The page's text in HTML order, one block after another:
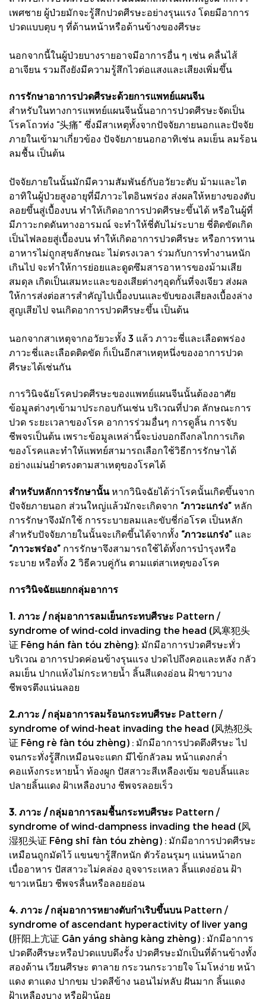
เพศชาย ผู้ป่วยมักจะรู้สึกปวดศีรษะอย่างรุนแรง โดยมีอาการ
ปวดแบบตุบ ๆ ที่ด้านหน้าหรือด้านข้างของศีรษะ
นอกจากนี้ในผู้ป่วยบางรายอาจมีอาการอื่น ๆ เช่น คลื่นไส้
อาเจียน รวมถึงยังมีความรู้สึกไวต่อแสงและเสียงเพิ่มขึ้น
การรักษาอาการปวดศีรษะด้วยการแพทย์แผนจีน
สำหรับในทางการแพทย์แผนจีนนั้นอาการปวดศีรษะจัดเป็น
โรคโถวท่ง “头痛” ซึ่งมีสาเหตุทั้งจากปัจจัยภายนอกและปัจจัย
ภายในเข้ามาเกี่ยวข้อง ปัจจัยภายนอกอาทิเช่น ลมเย็น ลมร้อน
ลมชื้น เป็นต้น
ปัจจัยภายในนั้นมักมีความสัมพันธ์กับอวัยวะตับ ม้ามและไต
อาทิในผู้ป่วยสูงอายุที่มีภาวะไตอินพร่อง ส่งผลให้หยางของตับ
ลอยขึ้นสู่เบื้องบน ทำให้เกิดอาการปวดศีรษะขึ้นได้ หรือในผู้ที่
มีภาวะกดดันทางอารมณ์ จะทำให้ชี่ตับไม่ระบาย ชี่ติดขัดเกิด
เป็นไฟลอยสู่เบื้องบน ทำให้เกิดอาการปวดศีรษะ หรือการทาน
อาหารไม่ถูกสุขลักษณะ ไม่ตรงเวลา ร่วมกับการทำงานหนัก
เกินไป จะทำให้การย่อยและดูดซึมสารอาหารของม้ามเสีย
สมดุล เกิดเป็นเสมหะและของเสียต่างๆอุดกั้นที่จงเจียว ส่งผล
ให้การส่งต่อสารสำคัญไปเบื้องบนและขับของเสียลงเบื้องล่าง
สูญเสียไป จนเกิดอาการปวดศีรษะขึ้น เป็นต้น
นอกจากสาเหตุจากอวัยวะทั้ง 3 แล้ว ภาวะชี่และเลือดพร่อง
ภาวะชี่และเลือดติดขัด ก็เป็นอีกสาเหตุหนึ่งของอาการปวด
ศีรษะได้เช่นกัน
การวินิจฉัยโรคปวดศีรษะของแพทย์แผนจีนนั้นต้องอาศัย
ข้อมูลต่างๆเข้ามาประกอบกันเช่น บริเวณที่ปวด ลักษณะการ
ปวด ระยะเวลาของโรค อาการร่วมอื่นๆ การดูลิ้น การจับ
ชีพจรเป็นต้น เพราะข้อมูลเหล่านี้จะบ่งบอกถึงกลไกการเกิด
ของโรคและทำให้แพทย์สามารถเลือกใช้วิธีการรักษาได้
อย่างแม่นยำตรงตามสาเหตุของโรคได้
สำหรับหลักการรักษานั้นหากวินิจฉัยได้ว่าโรคนั้นเกิดขึ้นจาก
ปัจจัยภายนอก ส่วนใหญ่แล้วมักจะเกิดจาก “ภาวะแกร่ง” หลัก
การรักษาจึงมักใช้ การระบายลมและขับชี่ก่อโรค เป็นหลัก
สำหรับปัจจัยภายในนั้นจะเกิดขึ้นได้จากทั้ง “ภาวะแกร่ง” และ
“ภาวะพร่อง” การรักษาจึงสามารถใช้ได้ทั้งการบำรุงหรือ
ระบาย หรือทั้ง 2 วิธีควบคู่กัน ตามแต่สาเหตุของโรค
การวินิจฉัยแยกกลุ่มอาการ
1. ภาวะ / กลุ่มอาการลมเย็นกระทบศีรษะ Pattern /
syndrome of wind-cold invading the head (风寒犯头
证 Fēng hán fàn tóu zhèng): มักมีอาการปวดศีรษะทั่ว
บริเวณ อาการปวดค่อนข้างรุนแรง ปวดไปถึงคอและหลัง กลัว
ลมเย็น ปากแห้งไม่กระหายน้ำ ลิ้นสีแดงอ่อน ฝ้าขาวบาง
ชีพจรตึงแน่นลอย
2.ภาวะ / กลุ่มอาการลมร้อนกระทบศีรษะ Pattern /
syndrome of wind-heat invading the head (风热犯头
证 Fēng rè fàn tóu zhèng) : มักมีอาการปวดตึงศีรษะ ไป
จนกระทั่งรู้สึกเหมือนจะแตก มีไข้กลัวลม หน้าแดงกล่ำ
คอแห้งกระหายน้ำ ท้องผูก ปัสสาวะสีเหลืองเข้ม ขอบลิ้นและ
ปลายลิ้นแดง ฝ้าเหลืองบาง ชีพจรลอยเร็ว
3. ภาวะ / กลุ่มอาการลมชื้นกระทบศีรษะ Pattern /
syndrome of wind-dampness invading the head (风
湿犯头证 Fēng shī fàn tóu zhèng) : มักมีอาการปวดศีรษะ
เหมือนถูกมัดไว้ แขนขารู้สึกหนัก ตัวร้อนรุมๆ แน่นหน้าอก
เบื่ออาหาร ปัสสาวะไม่คล่อง อุจจาระเหลว ลิ้นแดงอ่อน ฝ้า
ขาวเหนียว ชีพจรลื่นหรือลอยอ่อน
4. ภาวะ / กลุ่มอาการหยางตับกําเริบขึ้นบนPattern /
syndrome of ascendant hyperactivity of liver yang
(肝阳上亢证 Gān yáng shàng kàng zhèng) : มักมีอาการ
ปวดตึงศีรษะหรือปวดแบบดึงรั้ง ปวดศีรษะมักเป็นที่ด้านข้างทั้ง
สองด้าน เวียนศีรษะ ตาลาย กระวนกระวายใจ โมโหง่าย หน้า
แดง ตาแดง ปากขม ปวดสีข้าง นอนไม่หลับ ฝันมาก ลิ้นแดง
ฝ้าเหลืองบาง หรือฝ้าน้อย